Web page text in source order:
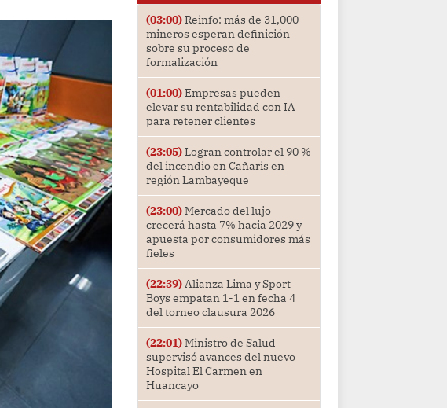
(03:00)Reinfo: más de 31,000
mineros esperan definición
sobre su proceso de
formalización
(01:00)Empresas pueden
elevar su rentabilidad con IA
para retener clientes
(23:05)Logran controlar el 90 %
del incendio en Cañaris en
región Lambayeque
(23:00)Mercado del lujo
crecerá hasta 7% hacia 2029 y
apuesta por consumidores más
fieles
(22:39)Alianza Lima y Sport
Boys empatan 1-1 en fecha 4
del torneo clausura 2026
(22:01)Ministro de Salud
supervisó avances del nuevo
Hospital El Carmen en
Huancayo